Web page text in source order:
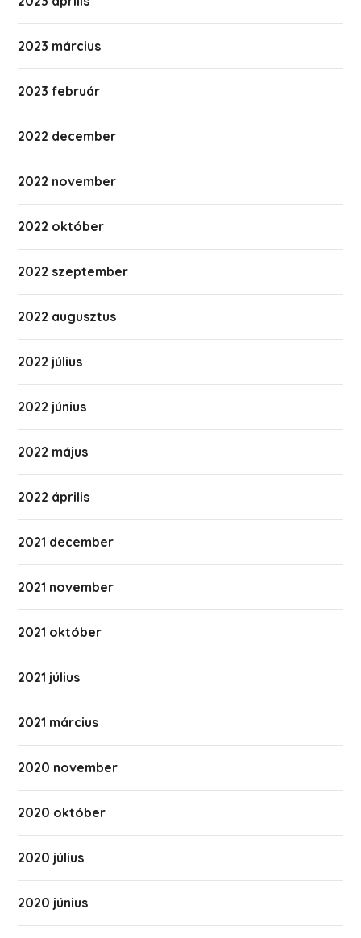
2023 március
2023 február
2022 december
2022 november
2022 október
2022 szeptember
2022 augusztus
2022 július
2022 június
2022 május
2022 április
2021 december
2021 november
2021 október
2021 július
2021 március
2020 november
2020 október
2020 július
2020 június